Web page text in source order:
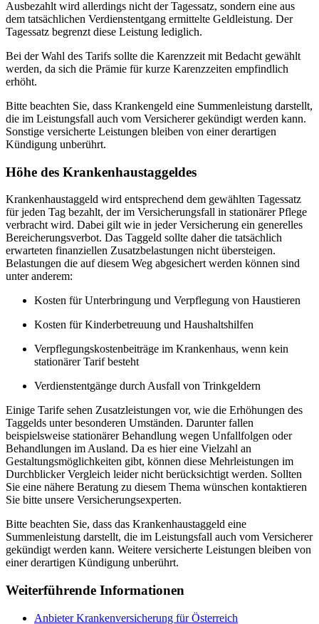
Ausbezahlt wird allerdings nicht der Tagessatz, sondern eine aus
dem tatsächlichen Verdienstentgang ermittelte Geldleistung. Der
Tagessatz begrenzt diese Leistung lediglich.
Bei der Wahl des Tarifs sollte die Karenzzeit mit Bedacht gewählt
werden, da sich die Prämie für kurze Karenzzeiten empfindlich
erhöht.
Bitte beachten Sie, dass Krankengeld eine Summenleistung darstellt,
die im Leistungsfall auch vom Versicherer gekündigt werden kann.
Sonstige versicherte Leistungen bleiben von einer derartigen
Kündigung unberührt.
Höhe des Krankenhaustaggeldes
Krankenhaustaggeld wird entsprechend dem gewählten Tagessatz
für jeden Tag bezahlt, der im Versicherungsfall in stationärer Pflege
verbracht wird. Dabei gilt wie in jeder Versicherung ein generelles
Bereicherungsverbot. Das Taggeld sollte daher die tatsächlich
erwarteten finanziellen Zusatzbelastungen nicht übersteigen.
Belastungen die auf diesem Weg abgesichert werden können sind
unter anderem:
Kosten für Unterbringung und Verpflegung von Haustieren
Kosten für Kinderbetreuung und Haushaltshilfen
Verpflegungskostenbeiträge im Krankenhaus, wenn kein
stationärer Tarif besteht
Verdienstentgänge durch Ausfall von Trinkgeldern
Einige Tarife sehen Zusatzleistungen vor, wie die Erhöhungen des
Taggelds unter besonderen Umständen. Darunter fallen
beispielsweise stationärer Behandlung wegen Unfallfolgen oder
Behandlungen im Ausland. Da es hier eine Vielzahl an
Gestaltungsmöglichkeiten gibt, können diese Mehrleistungen im
Durchblicker Vergleich leider nicht berücksichtigt werden. Sollten
Sie eine nähere Beratung zu diesem Thema wünschen kontaktieren
Sie bitte unsere Versicherungsexperten.
Bitte beachten Sie, dass das Krankenhaustaggeld eine
Summenleistung darstellt, die im Leistungsfall auch vom Versicherer
gekündigt werden kann. Weitere versicherte Leistungen bleiben von
einer derartigen Kündigung unberührt.
Weiterführende Informationen
Anbieter Krankenversicherung für Österreich